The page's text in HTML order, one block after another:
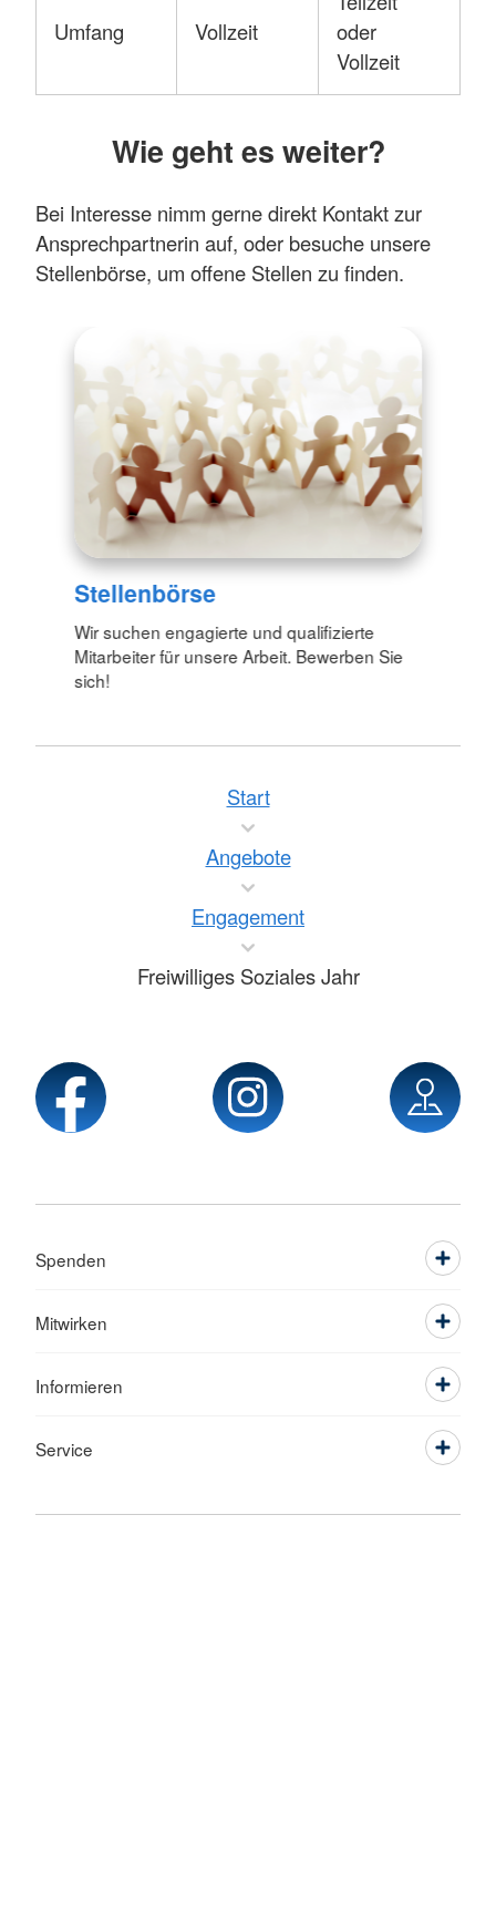
Umfang Vollzeit
oder
Vollzeit
Wie geht es weiter?
Bei Interesse nimm gerne direkt Kontakt zur
Ansprechpartnerin auf, oder besuche unsere
Stellenbörse, um offene Stellen zu finden.
Stellenbörse
Wir suchen engagierte und qualifizierte
Mitarbeiter für unsere Arbeit. Bewerben Sie
sich!
Start
Angebote
Engagement
Freiwilliges Soziales Jahr
Spenden
Mitwirken
Informieren
Service